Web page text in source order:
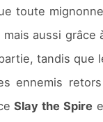
toute
aussi grâce
tandis que
ennemis
Slay the Spire